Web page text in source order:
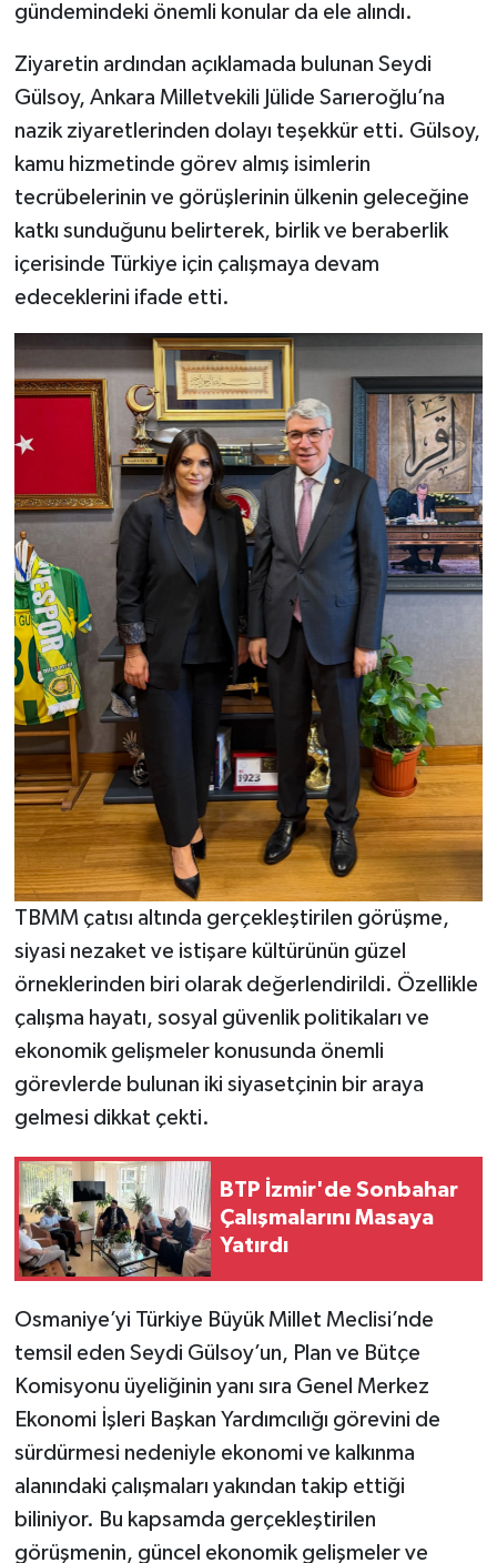
gündemindeki önemli konular da ele alındı.
Ziyaretin ardından açıklamada bulunan Seydi
Gülsoy, Ankara Milletvekili Jülide Sarıeroğlu’na
nazik ziyaretlerinden dolayı teşekkür etti. Gülsoy,
kamu hizmetinde görev almış isimlerin
tecrübelerinin ve görüşlerinin ülkenin geleceğine
katkı sunduğunu belirterek, birlik ve beraberlik
içerisinde Türkiye için çalışmaya devam
edeceklerini ifade etti.
TBMM çatısı altında gerçekleştirilen görüşme,
siyasi nezaket ve istişare kültürünün güzel
örneklerinden biri olarak değerlendirildi. Özellikle
çalışma hayatı, sosyal güvenlik politikaları ve
ekonomik gelişmeler konusunda önemli
görevlerde bulunan iki siyasetçinin bir araya
gelmesi dikkat çekti.
BTP İzmir'de Sonbahar
Çalışmalarını Masaya
Yatırdı
Osmaniye’yi Türkiye Büyük Millet Meclisi’nde
temsil eden Seydi Gülsoy’un, Plan ve Bütçe
Komisyonu üyeliğinin yanı sıra Genel Merkez
Ekonomi İşleri Başkan Yardımcılığı görevini de
sürdürmesi nedeniyle ekonomi ve kalkınma
alanındaki çalışmaları yakından takip ettiği
biliniyor. Bu kapsamda gerçekleştirilen
görüşmenin, güncel ekonomik gelişmeler ve